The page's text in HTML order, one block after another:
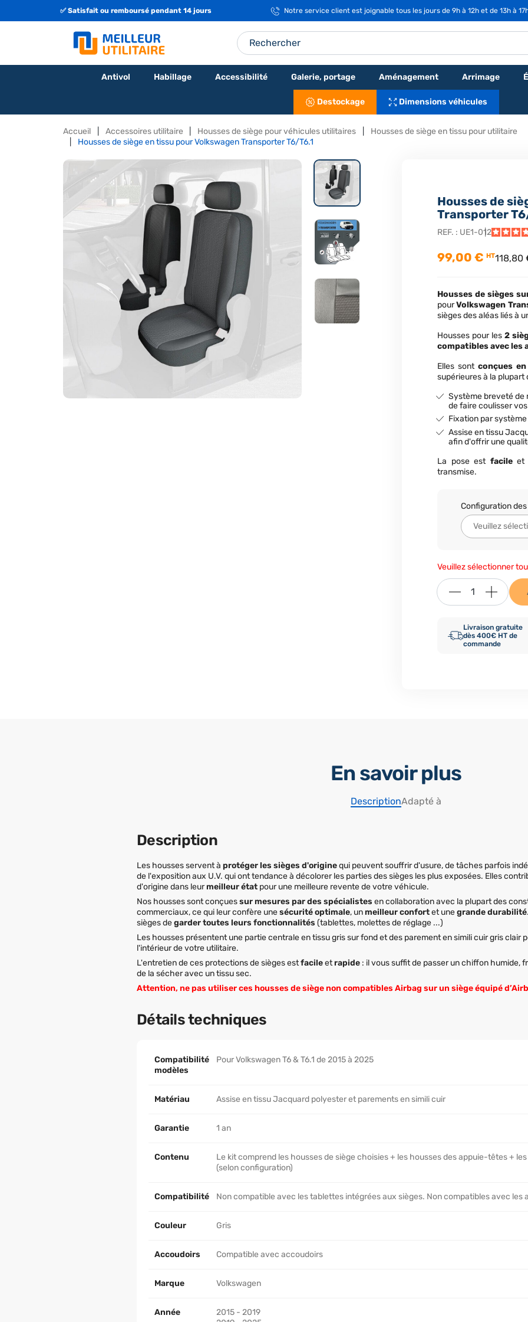
🇫🇷 Fabrication Française ou Européenne Notre service client est joignable tous les jours de 9h à 12h et de 13h à
Antivol Habillage Accessibilité Galerie, portage Aménagement Arrimage
Destockage Dimensions véhicules
Accueil Accessoires utilitaire Housses de siège pour véhicules utilitaires
Housses de siège en tissu pour utilitaire
Housses de siège en tissu pour Volkswagen Transporter T6/T6.1
Housses de
Transporter
REF. : UE1-012
99,00 € HT
Housses de sièges
pourVolkswagen
sièges des aléas liés à
Housses pour les2
compatibles avec les
Elles sont conçuesen
supérieures à la plupart
Système breveté de
de faire coulisser
Fixation par
Assise en tissu
afin d'offrir une
La pose est facileet
transmise.
Configuration
Veuillez sélectionner
Livraison gratuite
dès 400€ HT de
commande
En savoir plus
DescriptionAdapté à
Description
Les housses servent à protéger les sièges d'originequi peuvent souffrir d'usure, de tâches parfois
de l'exposition aux U.V. qui ont tendance à décolorer les parties des sièges les plus exposées. Elles
d'origine dans leurmeilleur état pour une meilleure revente de votre véhicule.
Nos housses sont conçuessur mesures par des spécialistes en collaboration avec la plupart des
commerciaux, ce qui leur confère unesécurité optimale, unmeilleur confortet unegrande durabilité
sièges degarder toutes leurs fonctionnalités (tablettes, molettes de réglage ...)
Les housses présentent une partie centrale en tissu gris sur fond et des parement en simili cuir gris clair
l'intérieur de votre utilitaire.
L'entretien de ces protections de sièges estfacileetrapide : il vous suffit de passer un chiffon humide,
de la sécher avec un tissu sec.
Attention, ne pas utiliser ces housses de siège non compatibles Airbag sur un siège équipé
Détails techniques
Compatibilité
modèles
Pour Volkswagen T6 & T6.1 de 2015 à 2025
Matériau Assise en tissu Jacquard polyester et parements en simili cuir
Garantie 1 an
Contenu
Le kit comprend les housses de siège choisies + les housses des appuie-têtes +
(selon configuration)
Compatibilité Non compatible avec les tablettes intégrées aux sièges. Non compatibles avec les
Couleur Gris
Accoudoirs Compatible avec accoudoirs
Marque Volkswagen
Année
2015 - 2019